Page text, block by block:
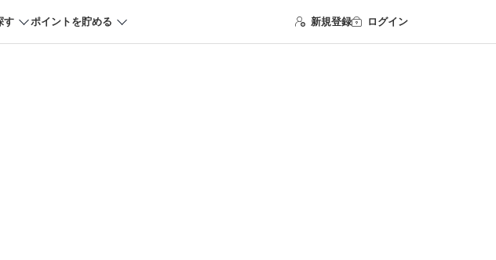
す ポイントを貯める 新規登録 ログイン